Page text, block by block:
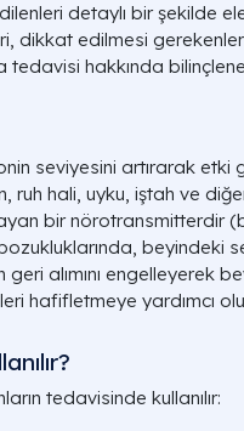
detaylı bir şekilde
dikkat edilmesi
hakkında
seviyesini artırarak etki
ruh hali, uyku, iştah ve
bir nörotransmitterdir
beyindeki
alımını engelleyerek
hafifletmeye yardımcı
tedavisinde kullanılır: